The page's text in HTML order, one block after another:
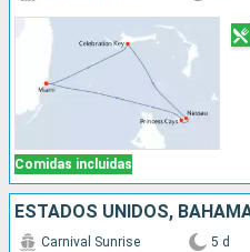
Comidas incluidas
ESTADOS UNIDOS,
Carnival Sunrise 5 d